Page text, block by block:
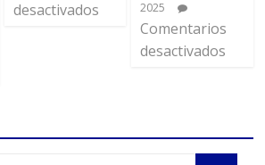
desactivados
2025
Comentarios
desactivados